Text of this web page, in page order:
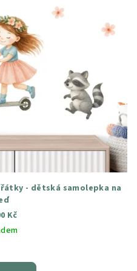
- dětská samolepka na
Kč
hodnocení